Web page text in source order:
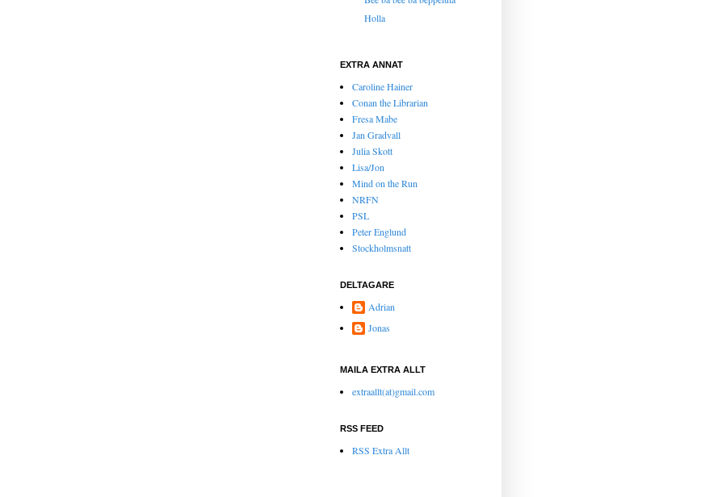
Holla
EXTRA ANNAT
Caroline Hainer
Conan the Librarian
Fresa Mabe
Jan Gradvall
Julia Skott
Lisa/Jon
Mind on the Run
NRFN
PSL
Peter Englund
Stockholmsnatt
DELTAGARE
Adrian
Jonas
MAILA EXTRA ALLT
extraallt(at)gmail.com
RSS FEED
RSS Extra Allt